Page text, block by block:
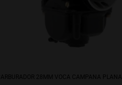
28MM VOCA CAMPANA PLANA